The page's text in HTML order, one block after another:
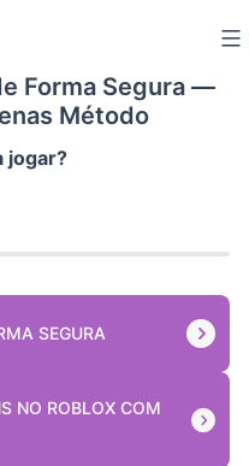
Forma Segura —
Método
jogar?
SEGURA
NO ROBLOX COM